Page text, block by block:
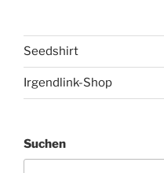
Seedshirt
Irgendlink-Shop
Suchen